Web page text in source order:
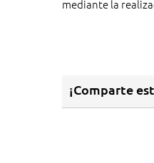
mediante la
¡Comparte